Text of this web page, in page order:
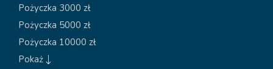
Pożyczka 3000 zł
Pożyczka 5000 zł
Pożyczka 10000 zł
Pokaż